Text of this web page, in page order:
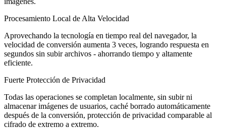
Procesamiento Local de Alta Velocidad
Aprovechando la tecnología en tiempo real del navegador, la
velocidad de conversión aumenta 3 veces, logrando respuesta en
segundos sin subir archivos - ahorrando tiempo y altamente
eficiente.
Fuerte Protección de Privacidad
Todas las operaciones se completan localmente, sin subir ni
almacenar imágenes de usuarios, caché borrado automáticamente
después de la conversión, protección de privacidad comparable al
cifrado de extremo a extremo.